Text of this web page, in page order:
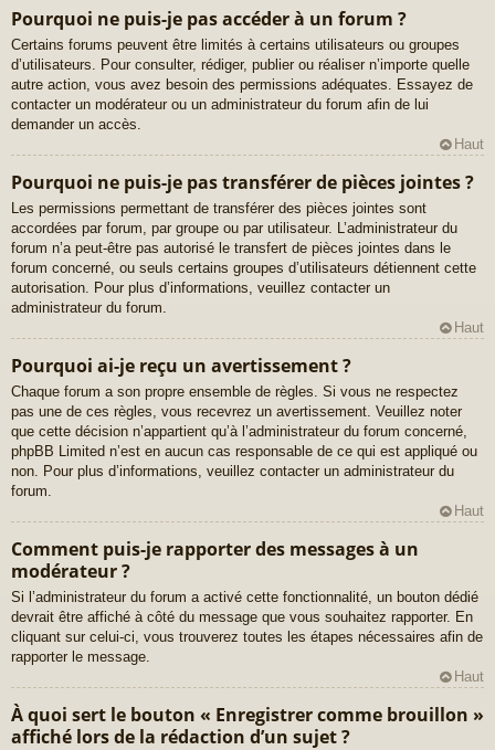
Pourquoi ne puis-je pas accéder à un forum ?
Certains forums peuvent être limités à certains utilisateurs ou groupes
d’utilisateurs. Pour consulter, rédiger, publier ou réaliser n’importe quelle
autre action, vous avez besoin des permissions adéquates. Essayez de
contacter un modérateur ou un administrateur du forum afin de lui
demander un accès.
Haut
Pourquoi ne puis-je pas transférer de pièces jointes ?
Les permissions permettant de transférer des pièces jointes sont
accordées par forum, par groupe ou par utilisateur. L’administrateur du
forum n’a peut-être pas autorisé le transfert de pièces jointes dans le
forum concerné, ou seuls certains groupes d’utilisateurs détiennent cette
autorisation. Pour plus d’informations, veuillez contacter un
administrateur du forum.
Haut
Pourquoi ai-je reçu un avertissement ?
Chaque forum a son propre ensemble de règles. Si vous ne respectez
pas une de ces règles, vous recevrez un avertissement. Veuillez noter
que cette décision n’appartient qu’à l’administrateur du forum concerné,
phpBB Limited n’est en aucun cas responsable de ce qui est appliqué ou
non. Pour plus d’informations, veuillez contacter un administrateur du
forum.
Haut
Comment puis-je rapporter des messages à un
modérateur ?
Si l’administrateur du forum a activé cette fonctionnalité, un bouton dédié
devrait être affiché à côté du message que vous souhaitez rapporter. En
cliquant sur celui-ci, vous trouverez toutes les étapes nécessaires afin de
rapporter le message.
Haut
À quoi sert le bouton « Enregistrer comme brouillon »
affiché lors de la rédaction d’un sujet ?